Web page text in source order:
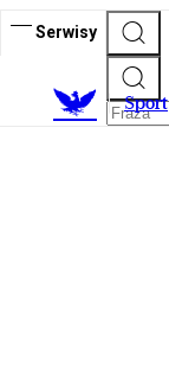
Serwisy
Sport